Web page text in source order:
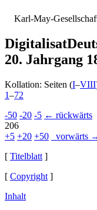
Karl-May-G
Digitalisat
20. Jahrgang
Kollation: Seiten (I–VIII
1–72
-50 -20 -5 ← rückwärts
206
+5 +20 +50
vorwärts
[ Titelblatt ]
[ Copyright ]
Inhalt